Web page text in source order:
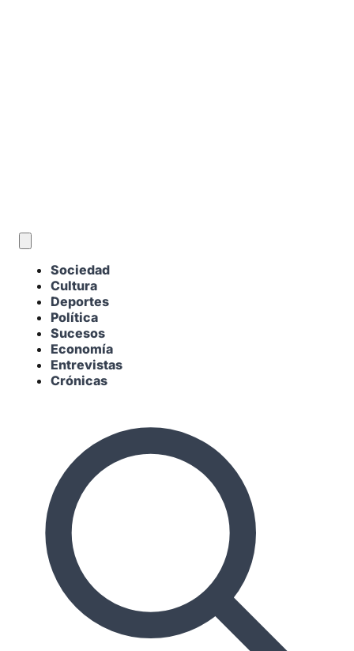
Sociedad
Cultura
Deportes
Política
Sucesos
Economía
Entrevistas
Crónicas